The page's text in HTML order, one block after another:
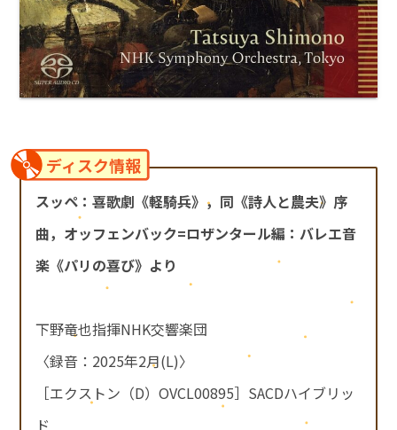
ディスク情報
スッペ：喜歌劇《軽騎兵》，同《詩人と農夫》序
曲，オッフェンバック=ロザンタール編：バレエ音
楽《パリの喜び》より
下野竜也指揮NHK交響楽団
〈録音：2025年2月(L)〉
［エクストン（D）OVCL00895］SACDハイブリッ
ド